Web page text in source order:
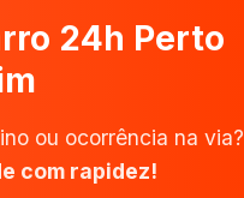
24h Perto
ou ocorrência na via?
com rapidez!